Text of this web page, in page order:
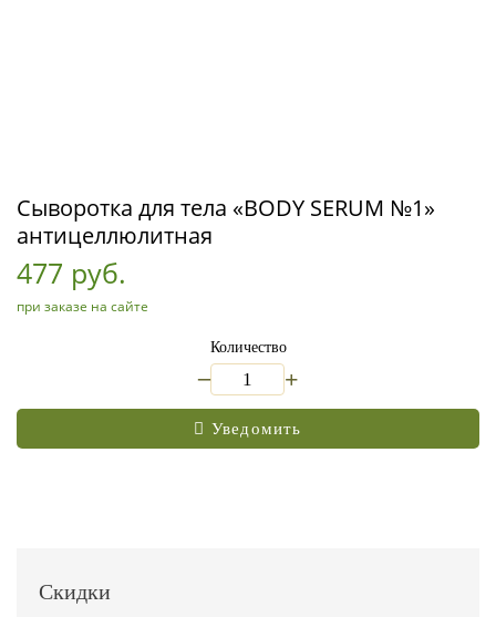
Скидки
Сыворотка для тела «BODY SERUM №1»
антицеллюлитная
477 руб.
при заказе на сайте
Количество
+
Уведомить